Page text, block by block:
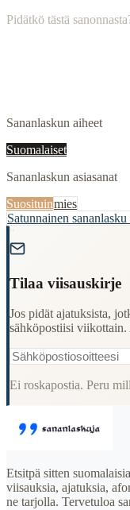
Pidätkö tästä
Sananlaskun aiheet
Suomalaiset
Sananlaskun asiasanat
Suosituinmies
Satunnainen
Tilaa viisauskirje
Jos pidät ajatuksista,
sähköpostiisi viikottain.
Ei roskapostia. Peru
Etsitpä sitten
viisauksia, ajatuksia,
ne tarjolla. Tervetuloa